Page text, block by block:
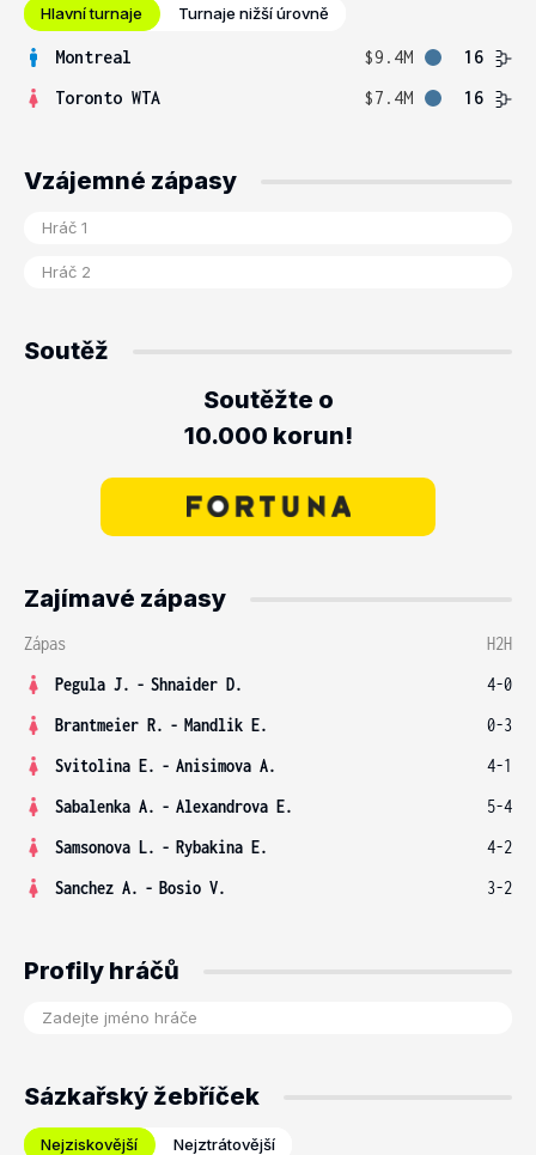
Hlavní turnaje Turnaje nižší úrovně
Montreal $9.4M
16
Toronto WTA
$7.4M 16
Vzájemné zápasy
Soutěž
Soutěžte o
10.000 korun!
Zajímavé zápasy
Zápas
H2H
Pegula J. - Shnaider D.
4-0
Brantmeier R. - Mandlik E.
0-3
Svitolina E. - Anisimova A.
4-1
Sabalenka A. - Alexandrova E.
5-4
Samsonova L. - Rybakina E.
4-2
Sanchez A. - Bosio V. 3-2
Profily hráčů
Sázkařský žebříček
Nejziskovější Nejztrátovější